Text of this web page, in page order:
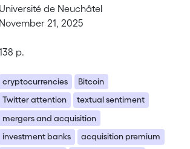
Université de Neuchâtel
November 21, 2025
p.
cryptocurrencies
Bitcoin
Twitter attention
textual sentiment
mergers and acquisition
investment banks
acquisition premium